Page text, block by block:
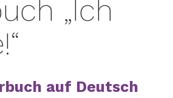
„Ich
auf Deutsch